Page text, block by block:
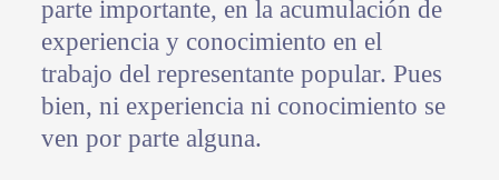
parte importante, en la acumulación de
experiencia y conocimiento en el
trabajo del representante popular. Pues
bien, ni experiencia ni conocimiento se
ven por parte alguna.